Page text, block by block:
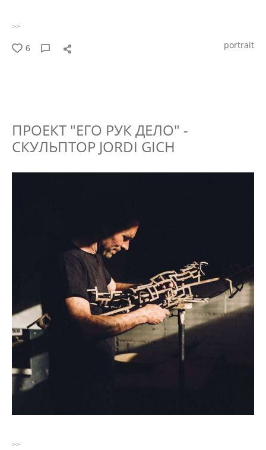
>>
6 portrait
>>
ПРОЕКТ "ЕГО РУК ДЕЛО" -
СКУЛЬПТОР JORDI GICH